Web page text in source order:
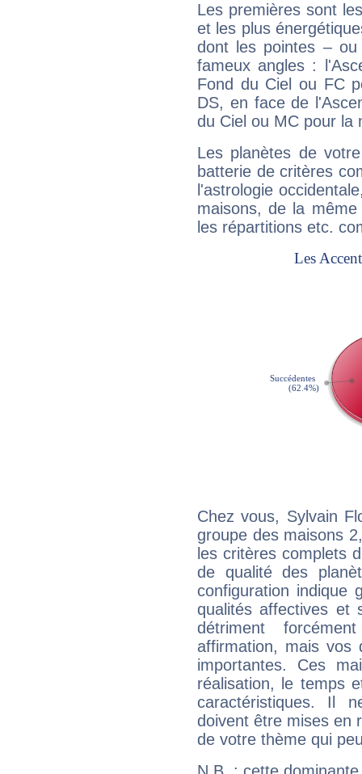
Les premières sont
et les plus
dont les pointes –
fameux angles :
Fond du Ciel ou FC
DS, en face de
du Ciel ou MC pour la
Les planètes de
batterie de critères
l'astrologie
maisons, de la
les répartitions etc.
Chez vous, Sylvain
groupe des maisons
les critères complets
de qualité des
configuration indique
qualités affectives et
détriment
affirmation, mais
importantes. Ces
réalisation, le temps
caractéristiques. Il
doivent être mises en
de votre thème qui